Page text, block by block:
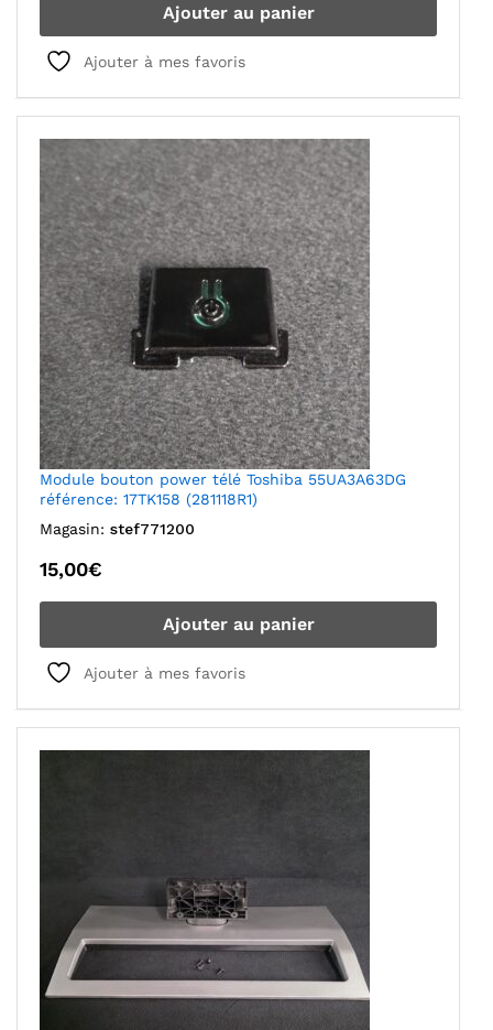
Ajouter au panier
Ajouter à mes favoris
Module bouton power télé Toshiba 55UA3A63DG
référence: 17TK158 (281118R1)
Magasin: stef771200
15,00€
Ajouter au panier
Ajouter à mes favoris